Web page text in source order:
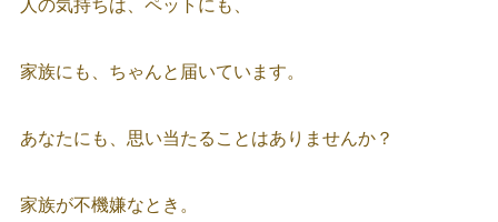
人の気持ちは、ペットにも、
家族にも、ちゃんと届いています。
あなたにも、思い当たることはありませんか？
家族が不機嫌なとき。